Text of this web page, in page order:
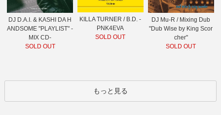
DJ D.A.I. & KASHI DA H
ANDSOME "PLAYLIST" -
MIX CD-
SOLD OUT
KILLA TURNER / B.D. -
PNK4EVA
SOLD OUT
DJ Mu-R / Mixing Dub
"Dub Wise by King Scor
cher"
SOLD OUT
もっと見る